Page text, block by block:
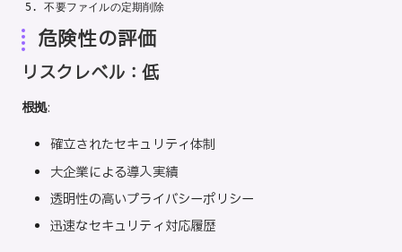
危険性の評価
リスクレベル：低
根拠:
確立されたセキュリティ体制
大企業による導入実績
透明性の高いプライバシーポリシー
迅速なセキュリティ対応履歴